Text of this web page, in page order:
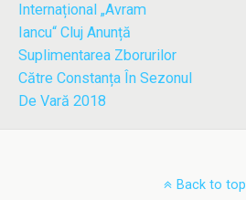
Internațional „Avram
Iancu“ Cluj Anunță
Suplimentarea Zborurilor
Către Constanța În Sezonul
De Vară 2018
Back to top